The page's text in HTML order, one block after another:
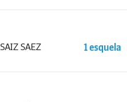
SAEZ 1 esquela